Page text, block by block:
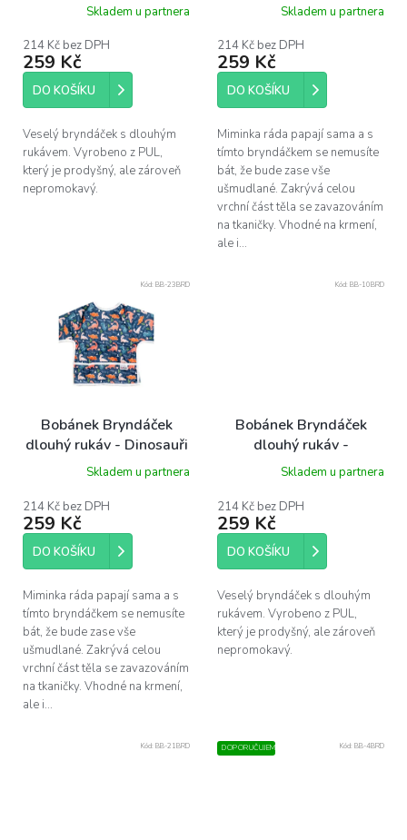
ů
Skladem u partnera
214 Kč bez DPH
259 Kč
DO KOŠÍKU
Veselý bryndáček s dlouhým
rukávem. Vyrobeno z PUL,
který je prodyšný, ale zároveň
nepromokavý.
Skladem u partnera
214 Kč bez DPH
259 Kč
DO KOŠÍKU
Miminka ráda papají sama a s
tímto bryndáčkem se nemusíte
bát, že bude zase vše
ušmudlané. Zakrývá celou
vrchní část těla se zavazováním
na tkaničky. Vhodné na krmení,
ale i...
Bobánek Bryndáček
dlouhý rukáv - Dinosauři
Skladem u partnera
214 Kč bez DPH
259 Kč
DO KOŠÍKU
Miminka ráda papají sama a s
tímto bryndáčkem se nemusíte
bát, že bude zase vše
ušmudlané. Zakrývá celou
vrchní část těla se zavazováním
na tkaničky. Vhodné na krmení,
ale i...
Kód: BB-23BRD
Bobánek Bryndáček
dlouhý rukáv -
Chameleoni
Skladem u partnera
214 Kč bez DPH
259 Kč
DO KOŠÍKU
Veselý bryndáček s dlouhým
rukávem. Vyrobeno z PUL,
který je prodyšný, ale zároveň
nepromokavý.
Kód: BB-10BRD
Kód: BB-21BRD DOPORUČUJEME Kód: BB-4BRD